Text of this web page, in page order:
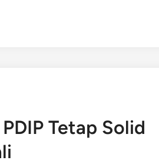
Tetap Solid